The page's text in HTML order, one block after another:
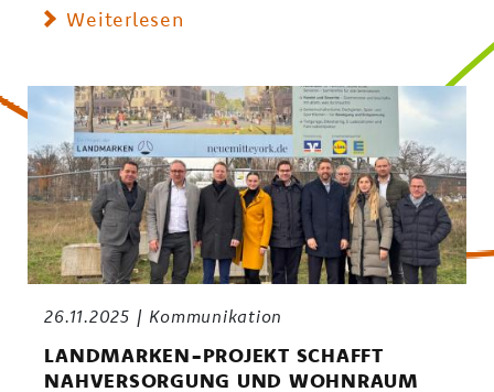
Weiterlesen
26.11.2025 Kommunikation
LANDMARKEN-PROJEKT SCHAFFT
NAHVERSORGUNG UND WOHNRAUM